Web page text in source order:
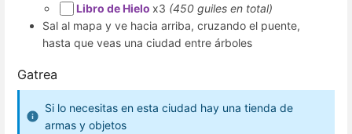
Libro de Hielo x3 (450 guiles en total)
Sal al mapa y ve hacia arriba, cruzando el puente,
hasta que veas una ciudad entre árboles
Gatrea
Si lo necesitas en esta ciudad hay una tienda de
armas y objetos